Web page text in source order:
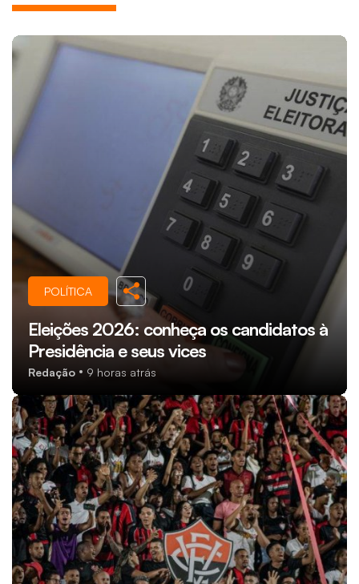
POLÍTICA
Eleições 2026: conheça os candidatos à
Presidência e seus vices
Redação 9 horas atrás